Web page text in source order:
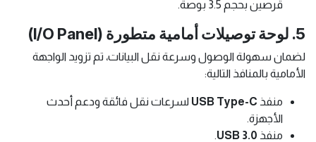
قرصين بحجم 3.5 بوصة.
5. لوحة توصيلات أمامية متطورة (I/O Panel)
لضمان سهولة الوصول وسرعة نقل البيانات، تم تزويد الواجهة
الأمامية بالمنافذ التالية:
منفذ USB Type-C لسرعات نقل فائقة ودعم أحدث
الأجهزة.
منفذ USB 3.0
.